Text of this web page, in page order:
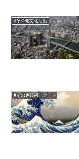
#その他文化活動
#その他芸術、アート